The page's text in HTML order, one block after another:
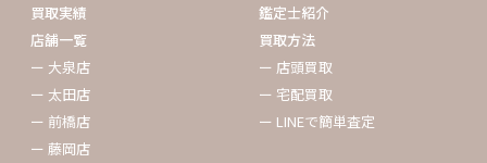
買取実績
店舗一覧
ー 大泉店
ー 太田店
ー 前橋店
ー 藤岡店
鑑定士紹介
買取方法
ー 店頭買取
ー 宅配買取
ー LINEで簡単査定